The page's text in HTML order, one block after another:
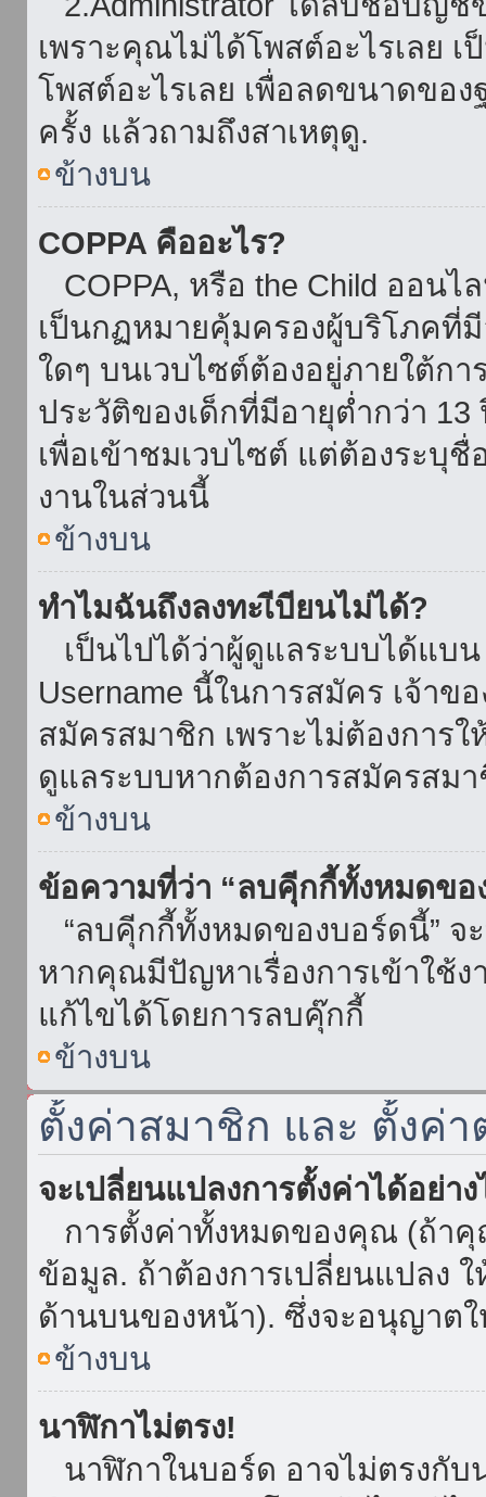
เพราะคุณไม่ได้โพสต์อะไรเลย
โพสต์อะไรเลย เพื่อลดขนาดขอ
ครั้ง แล้วถามถึงสาเหตุดู.
ข้างบน
COPPA คืออะไร?
COPPA, หรือ the Child ออนไ
เป็นกฏหมายคุ้มครองผู้บริโภคที่
ใดๆ บนเวบไซต์ต้องอยู่ภายใต้ก
ประวัติของเด็กที่มีอายุต่ำกว่า
เพื่อเข้าชมเวบไซต์ แต่ต้องระบุ
งานในส่วนนี้
ข้างบน
ทำไมฉันถึงลงทะเีบียนไม่ได้?
เป็นไปได้ว่าผู้ดูแลระบบได้แบ
Username นี้ในการสมัคร เจ้าข
สมัครสมาชิก เพราะไม่ต้องการ
ดูแลระบบหากต้องการสมัครสม
ข้างบน
ข้อความที่ว่า “ลบคุีกกี้ทั้งหมดขอ
“ลบคุีกกี้ทั้งหมดของบอร์ดนี้” จ
หากคุณมีปัญหาเรื่องการเข้าใช้
แก้ไขได้โดยการลบคุ๊กกี้
ข้างบน
ตั้งค่าสมาชิก และ ตั้งค่า
จะเปลี่ยนแปลงการตั้งค่าได้อย่าง
การตั้งค่าทั้งหมดของคุณ (ถ้าคุ
ข้อมูล. ถ้าต้องการเปลี่ยนแปลง
ด้านบนของหน้า). ซึ่งจะอนุญาต
ข้างบน
นาฬิกาไม่ตรง!
นาฬิกาในบอร์ด อาจไม่ตรงกั